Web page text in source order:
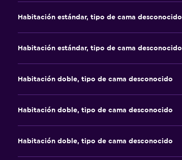
Habitación estándar, tipo de cama desconocido
Habitación estándar, tipo de cama desconocido
Habitación doble, tipo de cama desconocido
Habitación doble, tipo de cama desconocido
Habitación doble, tipo de cama desconocido